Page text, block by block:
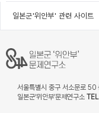
일본군'위안부' 관련 사이트
서울특별시 중구 서소문로
일본군‘위안부’문제연구소